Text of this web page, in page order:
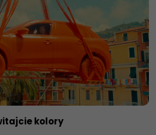
kolory